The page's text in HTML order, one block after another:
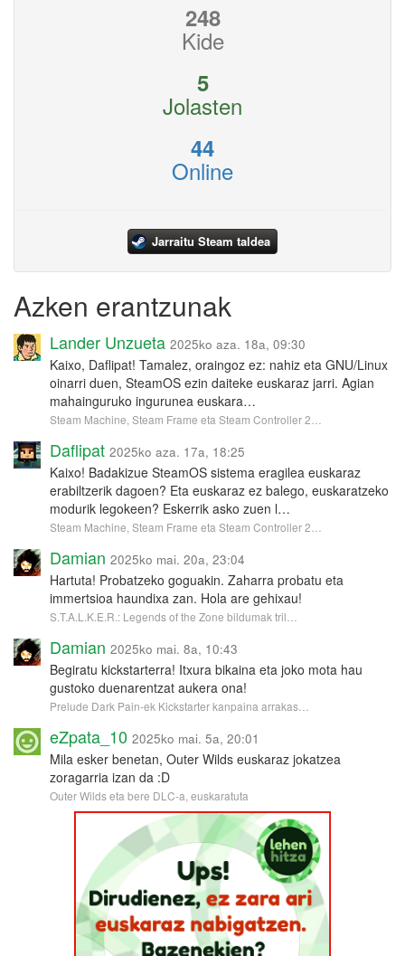
248
Kide
5
Jolasten
44
Online
Jarraitu Steam taldea
Azken erantzunak
Lander Unzueta 2025ko aza. 18a, 09:30
Kaixo, Daflipat! Tamalez, oraingoz ez: nahiz eta GNU/Linux
oinarri duen, SteamOS ezin daiteke euskaraz jarri. Agian
mahainguruko ingurunea euskara…
Steam Machine, Steam Frame eta Steam Controller 2…
Daflipat 2025ko aza. 17a, 18:25
Kaixo! Badakizue SteamOS sistema eragilea euskaraz
erabiltzerik dagoen? Eta euskaraz ez balego, euskaratzeko
modurik legokeen? Eskerrik asko zuen l…
Steam Machine, Steam Frame eta Steam Controller 2…
Damian 2025ko mai. 20a, 23:04
Hartuta! Probatzeko goguakin. Zaharra probatu eta
immertsioa haundixa zan. Hola are gehixau!
S.T.A.L.K.E.R.: Legends of the Zone bildumak tril…
Damian 2025ko mai. 8a, 10:43
Begiratu kickstarterra! Itxura bikaina eta joko mota hau
gustoko duenarentzat aukera ona!
Prelude Dark Pain-ek Kickstarter kanpaina arrakas…
eZpata_10 2025ko mai. 5a, 20:01
Mila esker benetan, Outer Wilds euskaraz jokatzea
zoragarria izan da :D
Outer Wilds eta bere DLC-a, euskaratuta